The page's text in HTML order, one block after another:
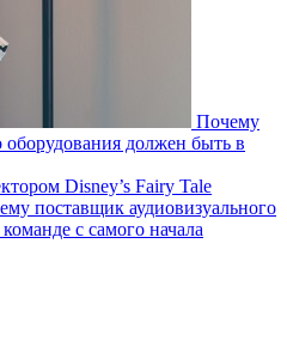
Почему
оборудования должен быть в
Disney’s Fairy Tale
поставщик аудиовизуального
с самого начала